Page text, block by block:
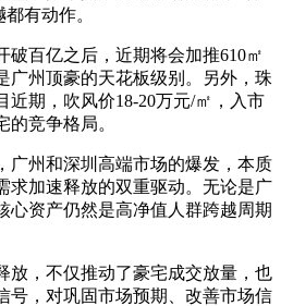
有动作。
百亿之后，近期将会加推610㎡
广州顶豪的天花板级别。另外，珠
近期，吹风价18-20万元/㎡，入市
的竞争格局。
州和深圳高端市场的爆发，本质
求加速释放的双重驱动。无论是广
心资产仍然是高净值人群跨越周期
，不仅推动了豪宅成交放量，也
号，对巩固市场预期、改善市场信